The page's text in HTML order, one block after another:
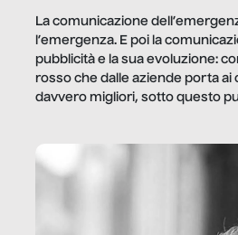
La comunicazione
l’emergenza. E poi la
pubblicità e la sua evoluzione:
rosso che dalle aziende porta ai
davvero migliori, sotto questo